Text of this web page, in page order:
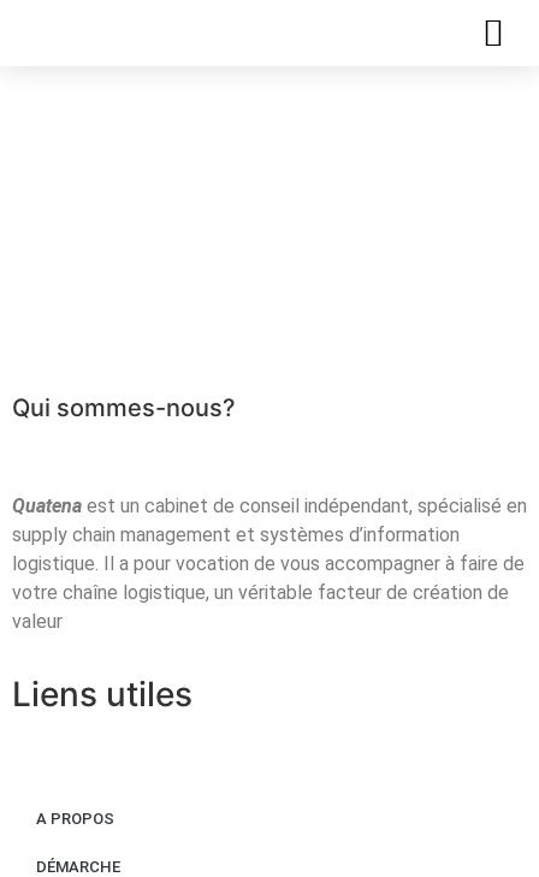
Qui sommes-nous?
Quatena est un cabinet de conseil indépendant, spécialisé en
supply chain management et systèmes d’information
logistique. Il a pour vocation de vous accompagner à faire de
votre chaîne logistique, un véritable facteur de création de
valeur
Liens utiles
A PROPOS
DÉMARCHE